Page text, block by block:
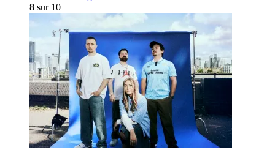
8 sur 10